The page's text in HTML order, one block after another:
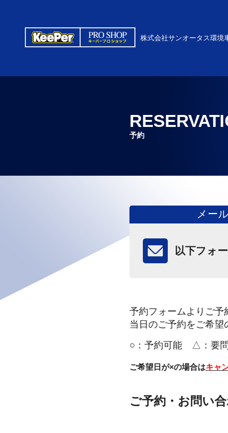
株式会社サンオータス環境
予約
メー
以下フォ
予約フォームよりご予
当日のご予約をご希望
○： 予約可能 △：要
ご希望日が×の場合はキャ
安心の施工
Keeperコー
ご予約・お問い